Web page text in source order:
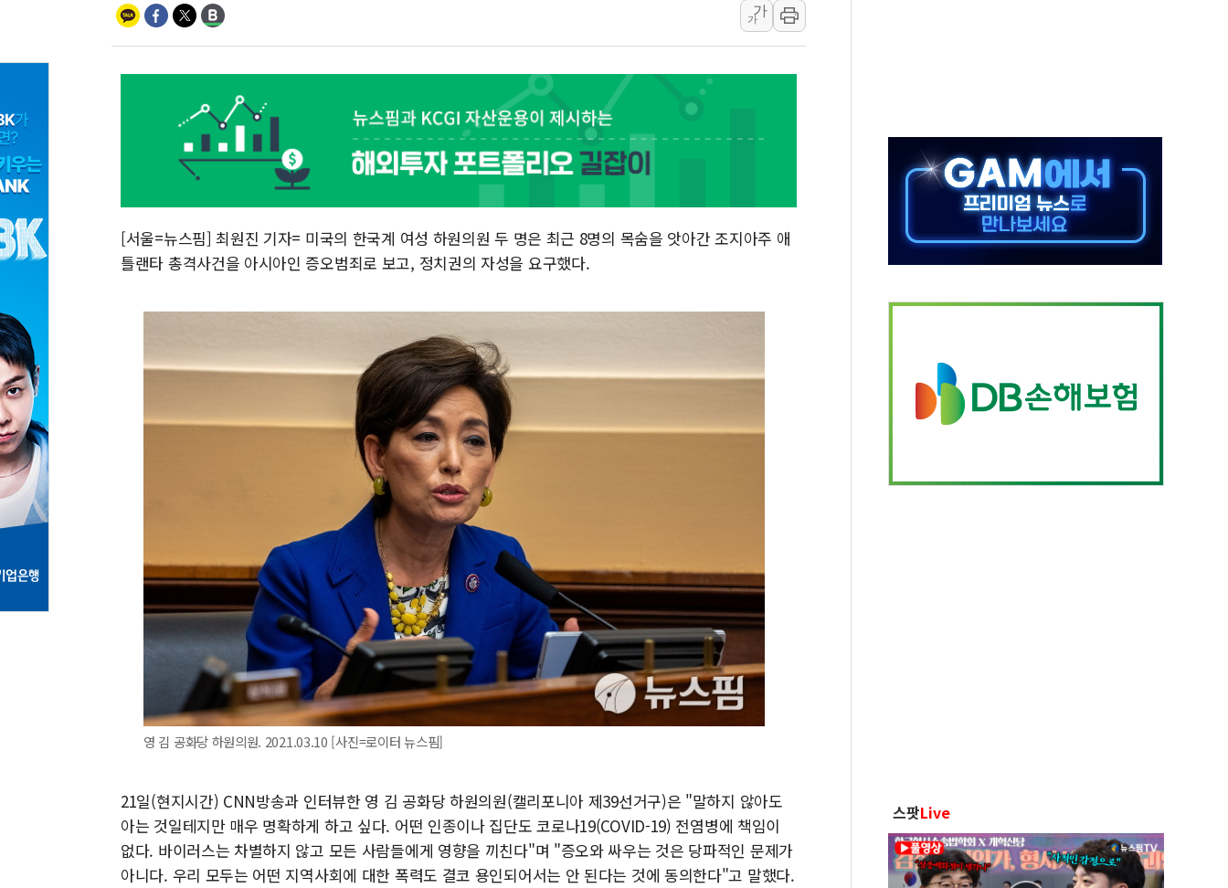
구광모, 내주 실리콘밸리서 젠슨 황 재회…로봇·AI 데이터센터·모빌리티 구체화
뉴욕증시 개장 전 특징주...모더나·아이온큐·도어대시↑ VS 샌디스크·피그마·앱러빈↓
뉴욕증시 프리뷰, 미 주가선물 AI주 차익실현 속 혼조세...웨스턴디지털·샌디스크↓
금값 7주 만에 최고…美 고용 둔화·호르무즈 재개방 기대에 강세
가
가
[서울=뉴스핌] 최원진 기자= 미국의 한국계 여성 하원의원 두 명은 최근 8명의 목숨을 앗아간 조지아주 애
틀랜타 총격사건을 아시아인 증오범죄로 보고, 정치권의 자성을 요구했다.
영 김 공화당 하원의원. 2021.03.10 [사진=로이터 뉴스핌]
21일(현지시간) CNN방송과 인터뷰한 영 김 공화당 하원의원(캘리포니아 제39선거구)은 "말하지 않아도
아는 것일테지만 매우 명확하게 하고 싶다. 어떤 인종이나 집단도 코로나19(COVID-19) 전염병에 책임이
없다. 바이러스는 차별하지 않고 모든 사람들에게 영향을 끼친다"며 "증오와 싸우는 것은 당파적인 문제가
아니다. 우리 모두는 어떤 지역사회에 대한 폭력도 결코 용인되어서는 안 된다는 것에 동의한다"고 말했다.
스팟Live